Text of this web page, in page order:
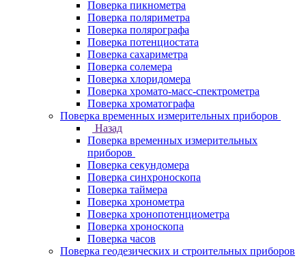
Поверка пикнометра
Поверка поляриметра
Поверка полярографа
Поверка потенциостата
Поверка сахариметра
Поверка солемера
Поверка хлоридомера
Поверка хромато-масс-спектрометра
Поверка хроматографа
Поверка временных измерительных приборов
Назад
Поверка временных измерительных
приборов
Поверка секундомера
Поверка синхроноскопа
Поверка таймера
Поверка хронометра
Поверка хронопотенциометра
Поверка хроноскопа
Поверка часов
Поверка геодезических и строительных приборов